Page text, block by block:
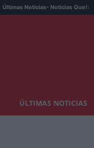
Últimas Noticias- Noticias Que!:
ÚLTIMAS NOTICIAS